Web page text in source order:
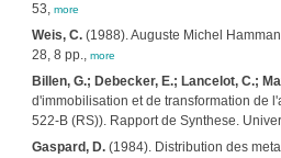
53, more
Weis, C.(1988). Auguste Michel
28, 8 pp., more
Billen, G.; Debecker, E.; Lancelot, C.;
d'immobilisation et de transformation de
522-B (RS)). Rapport de Synthese.
Gaspard, D.(1984). Distribution des